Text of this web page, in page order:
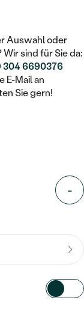
Auswahl oder
sind für Sie da:
304 6690376
E-Mail an
Sie gern!
-